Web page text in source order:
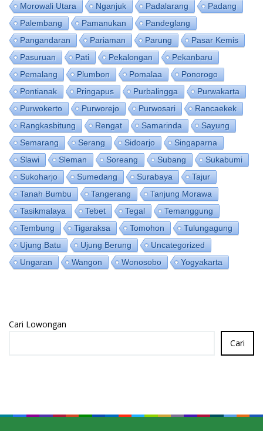
Morowali Utara
Nganjuk Padalarang
Padang
Palembang
Pamanukan
Pandeglang
Pangandaran
Pariaman Parung
Pasar Kemis
Pasuruan
Pati Pekalongan
Pekanbaru
Pemalang
Plumbon Pomalaa
Ponorogo
Pontianak
Pringapus Purbalingga
Purwakarta
Purwokerto
Purworejo Purwosari
Rancaekek
Rangkasbitung
Rengat Samarinda
Sayung
Semarang
Serang Sidoarjo
Singaparna
Slawi
Sleman Soreang Subang
Sukabumi
Sukoharjo
Sumedang Surabaya
Tajur
Tanah Bumbu
Tangerang
Tanjung Morawa
Tasikmalaya
Tebet Tegal
Temanggung
Tembung
Tigaraksa Tomohon
Tulungagung
Ujung Batu
Ujung Berung
Uncategorized
Ungaran
Wangon Wonosobo Yogyakarta
Cari Lowongan
Cari